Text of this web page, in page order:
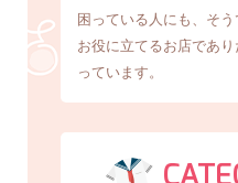
困っている人にも、そ
お役に立てるお店であ
っています。